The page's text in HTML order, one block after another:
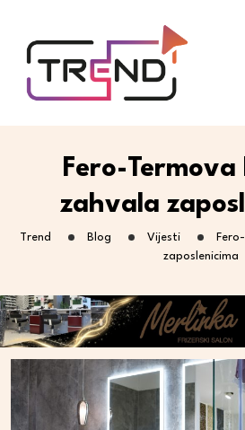
Fero-Termova
zahvala
Trend Blog Vijesti
zaposlenicima